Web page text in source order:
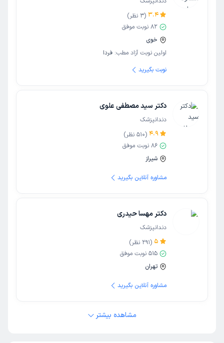
3.4
(
3 نظر)
82 نوبت موفق
خوی
اولین نوبت آزاد مطب: فردا
نوبت بگیرید
دکتر سید مصطفی علوی
دندانپزشک
4.9
(
510 نظر)
86 نوبت موفق
شیراز
مشاوره آنلاین بگیرید
دکتر مهسا حیدری
دندانپزشک
5
(
291 نظر)
515 نوبت موفق
تهران
مشاوره آنلاین بگیرید
مشاهده بیشتر